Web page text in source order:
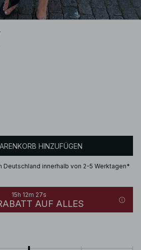
HINZUFÜGEN
Deutschland innerhalb von 2-5 Werktagen*
15h 12m 27s
AUF ALLES